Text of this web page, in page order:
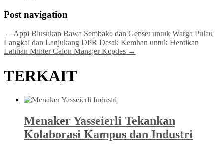
Post navigation
← Appi Blusukan Bawa Sembako dan Genset untuk Warga Pulau
Langkai dan Lanjukang DPR Desak Kemhan untuk Hentikan
Latihan Militer Calon Manajer Kopdes →
TERKAIT
Menaker Yasseierli Tekankan
Kolaborasi Kampus dan Industri